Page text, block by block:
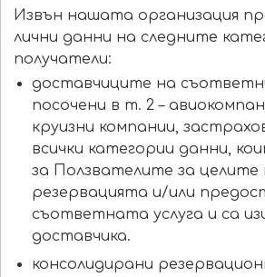
Извън нашата организация
лични данни на следните
получатели:
доставчиците на
посочени в т. 2 –
круизни компании,
всички категории данни,
за Ползвателите за целите
резервацията и/или
съответната услуга и са
доставчика.
консолидирани